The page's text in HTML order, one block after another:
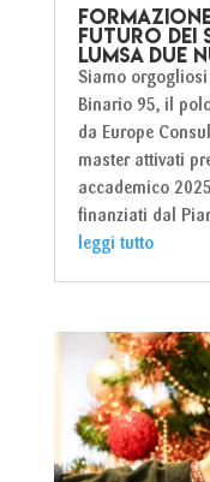
futuro dei
LUMSA
Siamo
Binario 95, il
da Europe
master attivati
accademico
finanziati dal
leggi tutto